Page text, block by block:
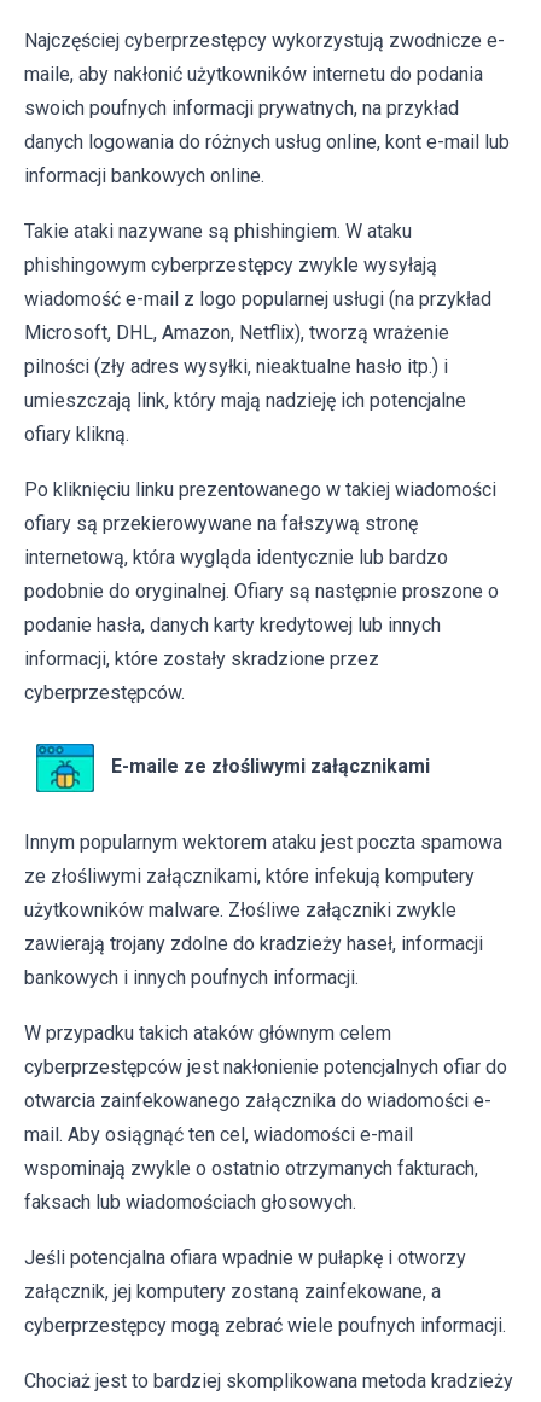
Najczęściej cyberprzestępcy wykorzystują zwodnicze e-
maile, aby nakłonić użytkowników internetu do podania
swoich poufnych informacji prywatnych, na przykład
danych logowania do różnych usług online, kont e-mail lub
informacji bankowych online.
Takie ataki nazywane są phishingiem. W ataku
phishingowym cyberprzestępcy zwykle wysyłają
wiadomość e-mail z logo popularnej usługi (na przykład
Microsoft, DHL, Amazon, Netflix), tworzą wrażenie
pilności (zły adres wysyłki, nieaktualne hasło itp.) i
umieszczają link, który mają nadzieję ich potencjalne
ofiary klikną.
Po kliknięciu linku prezentowanego w takiej wiadomości
ofiary są przekierowywane na fałszywą stronę
internetową, która wygląda identycznie lub bardzo
podobnie do oryginalnej. Ofiary są następnie proszone o
podanie hasła, danych karty kredytowej lub innych
informacji, które zostały skradzione przez
cyberprzestępców.
E-maile ze złośliwymi załącznikami
Innym popularnym wektorem ataku jest poczta spamowa
ze złośliwymi załącznikami, które infekują komputery
użytkowników malware. Złośliwe załączniki zwykle
zawierają trojany zdolne do kradzieży haseł, informacji
bankowych i innych poufnych informacji.
W przypadku takich ataków głównym celem
cyberprzestępców jest nakłonienie potencjalnych ofiar do
otwarcia zainfekowanego załącznika do wiadomości e-
mail. Aby osiągnąć ten cel, wiadomości e-mail
wspominają zwykle o ostatnio otrzymanych fakturach,
faksach lub wiadomościach głosowych.
Jeśli potencjalna ofiara wpadnie w pułapkę i otworzy
załącznik, jej komputery zostaną zainfekowane, a
cyberprzestępcy mogą zebrać wiele poufnych informacji.
Chociaż jest to bardziej skomplikowana metoda kradzieży